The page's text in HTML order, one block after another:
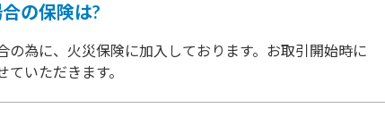
の保険は?
の為に、火災保険に加入しております。お取引開始時に
ていただきます。